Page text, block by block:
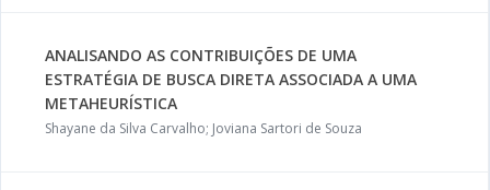
ANALISANDO AS CONTRIBUIÇÕES DE UMA
ESTRATÉGIA DE BUSCA DIRETA ASSOCIADA A UMA
METAHEURÍSTICA
Shayane da Silva Carvalho; Joviana Sartori de Souza